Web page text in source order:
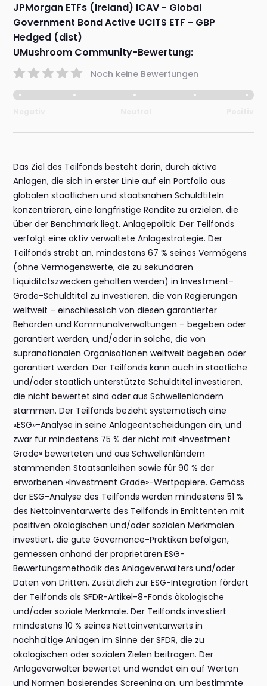
JPMorgan ETFs (Ireland) ICAV - Global
Government Bond Active UCITS ETF - GBP
Hedged (dist)
UMushroom Community-Bewertung:
Noch keine Bewertungen
Das Ziel des Teilfonds besteht darin, durch aktive
Anlagen, die sich in erster Linie auf ein Portfolio aus
globalen staatlichen und staatsnahen Schuldtiteln
konzentrieren, eine langfristige Rendite zu erzielen, die
über der Benchmark liegt. Anlagepolitik: Der Teilfonds
verfolgt eine aktiv verwaltete Anlagestrategie. Der
Teilfonds strebt an, mindestens 67 % seines Vermögens
(ohne Vermögenswerte, die zu sekundären
Liquiditätszwecken gehalten werden) in Investment-
Grade-Schuldtitel zu investieren, die von Regierungen
weltweit – einschliesslich von diesen garantierter
Behörden und Kommunalverwaltungen – begeben oder
garantiert werden, und/oder in solche, die von
supranationalen Organisationen weltweit begeben oder
garantiert werden. Der Teilfonds kann auch in staatliche
und/oder staatlich unterstützte Schuldtitel investieren,
die nicht bewertet sind oder aus Schwellenländern
stammen. Der Teilfonds bezieht systematisch eine
«ESG»-Analyse in seine Anlageentscheidungen ein, und
zwar für mindestens 75 % der nicht mit «Investment
Grade» bewerteten und aus Schwellenländern
stammenden Staatsanleihen sowie für 90 % der
erworbenen «Investment Grade»-Wertpapiere. Gemäss
der ESG-Analyse des Teilfonds werden mindestens 51 %
des Nettoinventarwerts des Teilfonds in Emittenten mit
positiven ökologischen und/oder sozialen Merkmalen
investiert, die gute Governance-Praktiken befolgen,
gemessen anhand der proprietären ESG-
Bewertungsmethodik des Anlageverwalters und/oder
Daten von Dritten. Zusätzlich zur ESG-Integration fördert
der Teilfonds als SFDR-Artikel-8-Fonds ökologische
und/oder soziale Merkmale. Der Teilfonds investiert
mindestens 10 % seines Nettoinventarwerts in
nachhaltige Anlagen im Sinne der SFDR, die zu
ökologischen oder sozialen Zielen beitragen. Der
Anlageverwalter bewertet und wendet ein auf Werten
und Normen basierendes Screening an, um bestimmte